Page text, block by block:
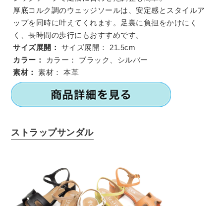
厚底コルク調のウェッジソールは、安定感とスタイルア
ップを同時に叶えてくれます。足裏に負担をかけにく
く、長時間の歩行にもおすすめです。
サイズ展開：
サイズ展開：
21.5cm
カラー：
カラー：
ブラック、シルバー
素材：
素材： 本革
ストラップサンダル